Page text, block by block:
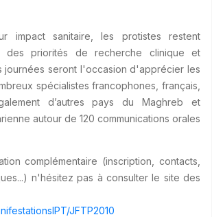
impact sanitaire, les protistes restent
des priorités de recherche clinique et
journées seront l'occasion d'apprécier les
spécialistes francophones, français,
d’autres pays du Maghreb et
autour de 120 communications orales
complémentaire (inscription, contacts,
n'hésitez pas à consulter le site des
JFTP2010